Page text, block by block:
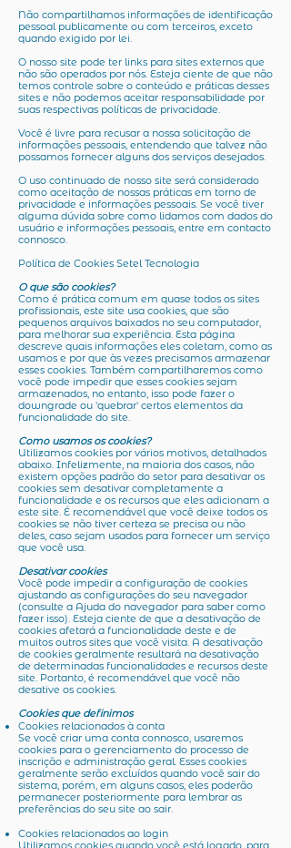
Não compartilhamos informações de identificação
pessoal publicamente ou com terceiros, exceto
quando exigido por lei.
O nosso site pode ter links para sites externos que
não são operados por nós. Esteja ciente de que não
temos controle sobre o conteúdo e práticas desses
sites e não podemos aceitar responsabilidade por
suas respectivas políticas de privacidade.
Você é livre para recusar a nossa solicitação de
informações pessoais, entendendo que talvez não
possamos fornecer alguns dos serviços desejados.
O uso continuado de nosso site será considerado
como aceitação de nossas práticas em torno de
privacidade e informações pessoais. Se você tiver
alguma dúvida sobre como lidamos com dados do
usuário e informações pessoais, entre em contacto
connosco.
Política de Cookies Setel Tecnologia
O que são cookies?
Como é prática comum em quase todos os sites
profissionais, este site usa cookies, que são
pequenos arquivos baixados no seu computador,
para melhorar sua experiência. Esta página
descreve quais informações eles coletam, como as
usamos e por que às vezes precisamos armazenar
esses cookies. Também compartilharemos como
você pode impedir que esses cookies sejam
armazenados, no entanto, isso pode fazer o
downgrade ou 'quebrar' certos elementos da
funcionalidade do site.
Como usamos os cookies?
Utilizamos cookies por vários motivos, detalhados
abaixo. Infelizmente, na maioria dos casos, não
existem opções padrão do setor para desativar os
cookies sem desativar completamente a
funcionalidade e os recursos que eles adicionam a
este site. É recomendável que você deixe todos os
cookies se não tiver certeza se precisa ou não
deles, caso sejam usados ​​para fornecer um serviço
que você usa.
Desativar cookies
Você pode impedir a configuração de cookies
ajustando as configurações do seu navegador
(consulte a Ajuda do navegador para saber como
fazer isso). Esteja ciente de que a desativação de
cookies afetará a funcionalidade deste e de
muitos outros sites que você visita. A desativação
de cookies geralmente resultará na desativação
de determinadas funcionalidades e recursos deste
site. Portanto, é recomendável que você não
desative os cookies.
Cookies que definimos
Cookies relacionados à conta
Se você criar uma conta connosco, usaremos
cookies para o gerenciamento do processo de
inscrição e administração geral. Esses cookies
geralmente serão excluídos quando você sair do
sistema, porém, em alguns casos, eles poderão
permanecer posteriormente para lembrar as
preferências do seu site ao sair.
Cookies relacionados ao login
Utilizamos cookies quando você está logado, para